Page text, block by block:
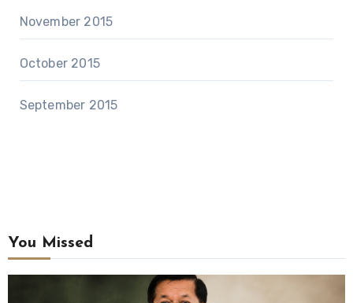
November 2015
October 2015
September 2015
You Missed